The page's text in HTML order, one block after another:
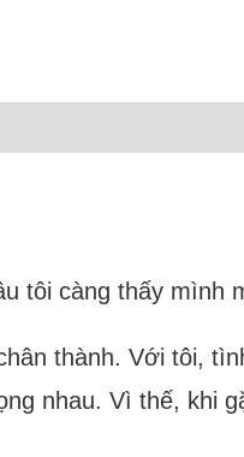
tôi càng thấy mình
thành. Với tôi,
nhau. Vì thế, khi